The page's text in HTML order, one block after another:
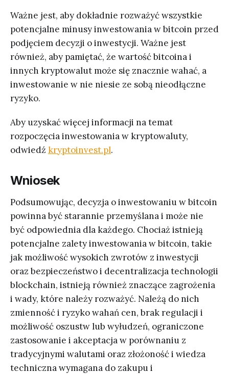
Ważne jest, aby dokładnie rozważyć wszystkie
potencjalne minusy inwestowania w bitcoin przed
podjęciem decyzji o inwestycji. Ważne jest
również, aby pamiętać, że wartość bitcoina i
innych kryptowalut może się znacznie wahać, a
inwestowanie w nie niesie ze sobą nieodłączne
ryzyko.
Aby uzyskać więcej informacji na temat
rozpoczęcia inwestowania w kryptowaluty,
odwiedź kryptoinvest.pl.
Wniosek
Podsumowując, decyzja o inwestowaniu w bitcoin
powinna być starannie przemyślana i może nie
być odpowiednia dla każdego. Chociaż istnieją
potencjalne zalety inwestowania w bitcoin, takie
jak możliwość wysokich zwrotów z inwestycji
oraz bezpieczeństwo i decentralizacja technologii
blockchain, istnieją również znaczące zagrożenia
i wady, które należy rozważyć. Należą do nich
zmienność i ryzyko wahań cen, brak regulacji i
możliwość oszustw lub wyłudzeń, ograniczone
zastosowanie i akceptacja w porównaniu z
tradycyjnymi walutami oraz złożoność i wiedza
techniczna wymagana do zakupu i